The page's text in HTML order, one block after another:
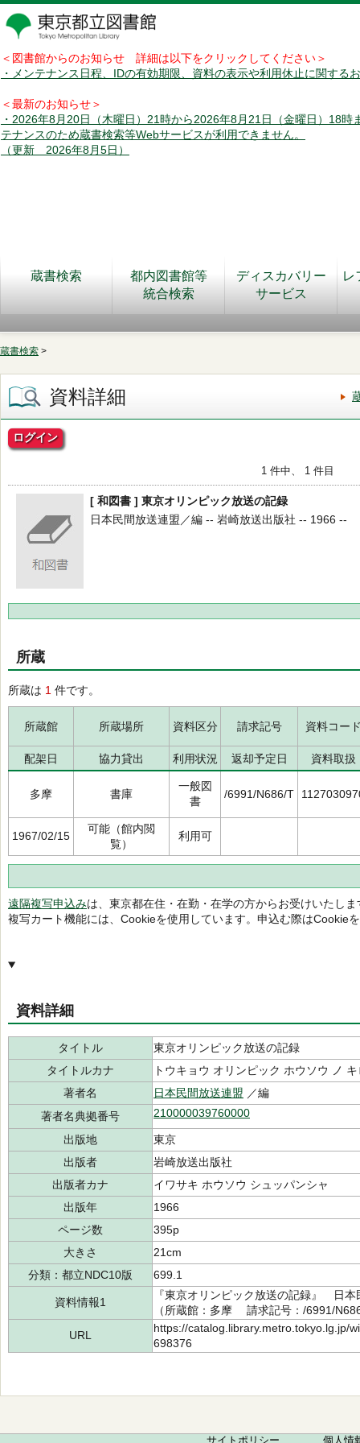
＜図書館からのお知らせ 詳細は以下をクリックしてください＞
・メンテナンス日程、IDの有効期限、資料の表示や利用休止に関する
＜最新のお知らせ＞
・2026年8月20日（木曜日）21時から2026年8月21日（金曜日）18時
テナンスのため蔵書検索等Webサービスが利用できません。
（更新 2026年8月5日）
蔵書検索
都内図書館等
統合検索
ディスカバリー
サービス
レ
蔵書検索 >
資料詳細
ログイン
1 件中、 1 件目
[ 和図書 ] 東京オリンピック放送の記録
日本民間放送連盟／編 -- 岩崎放送出版社 -- 1966 --
所蔵
所蔵は 1 件です。
所蔵館 所蔵場所 資料区分 請求記号 資料コー
配架日 協力貸出 利用状況 返却予定日 資料取扱
多摩 書庫
一般図
書
/6991/N686/T
1967/02/15
可能（館内閲
覧）
利用可
遠隔複写申込みは、東京都在住・在勤・在学の方からお受けいたしま
複写カート機能には、Cookieを使用しています。申込む際はCookie
資料詳細
タイトル
東京オリンピック放送の記録
タイトルカナ
トウキョウ オリンピック ホウソウ ノ
著者名
日本民間放送連盟 ／編
著者名典拠番号
210000039760000
出版地
東京
出版者
岩崎放送出版社
出版者カナ
イワサキ ホウソウ シュッパンシャ
出版年
1966
ページ数
395p
大きさ
21cm
分類：都立NDC10版
699.1
資料情報1
『東京オリンピック放送の記録』 日
（所蔵館：多摩 請求記号：/6991/
URL
https://catalog.library.metro.tokyo.lg.jp/
698376
サイトポリシー 個人情